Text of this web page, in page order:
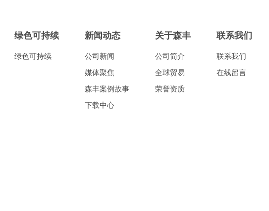
绿色可持续
绿色可持续
新闻动态
公司新闻
媒体聚焦
森丰案例故事
下载中心
关于森丰
公司简介
全球贸易
荣誉资质
联系我们
联系我们
在线留言